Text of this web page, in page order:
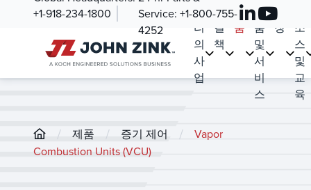
+1-918-234-1800
Service: +1-800-755-
4252
우
리
의
사
업
해
결
책
제
품
부
품
및
서
비
스
시
장
소
스
및
교
육
/ 제품 / 증기 제어 /
Vapor
Combustion Units (VCU)